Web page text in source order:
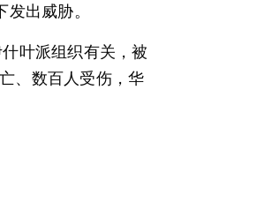
出威胁。
叶派组织有关，被
、数百人受伤，华